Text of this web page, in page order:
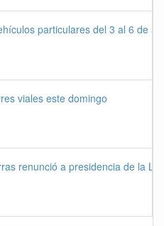
particulares del 3 al 6 de
viales este domingo
renunció a presidencia de la